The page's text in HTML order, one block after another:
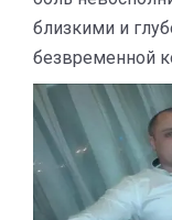
близкими и
безвременной